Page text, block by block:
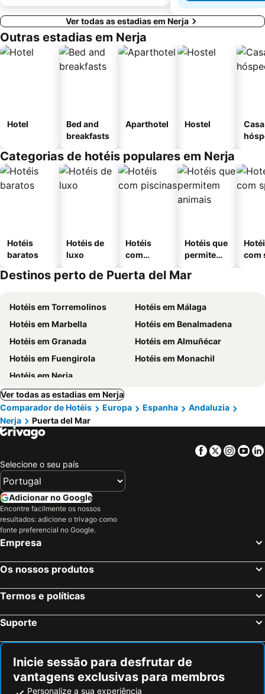
Ver todas as estadias em Nerja
Outras estadias em Nerja
Hotel
Bed and
breakfasts
Aparthotel Hostel
Categorias de hotéis populares em Nerja
Hotéis
baratos
Hotéis de
luxo
Hotéis
com
Hotéis que
permitem
com
Destinos perto de Puerta del Mar
Hotéis em Torremolinos
Hotéis em Málaga
Hotéis em Marbella
Hotéis em Benalmadena
Hotéis em Granada
Hotéis em Almuñécar
Hotéis em Fuengirola
Hotéis em Monachil
Hotéis em Nerja
Ver todas as estadias em Nerja
Comparador de Hotéis
Europa Espanha
Andaluzia
Nerja
Puerta del Mar
Facebook
Twitter
Selecione o seu país
Adicionar no Google
Encontre facilmente os nossos
resultados: adicione o trivago como
fonte preferencial no Google.
Empresa
Os nossos produtos
Termos e políticas
Suporte
Inicie sessão para desfrutar de
vantagens exclusivas para membros
Personalize a sua experiência